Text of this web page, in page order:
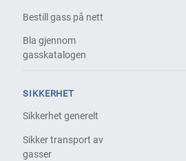
Bestill gass på nett
Bla gjennom
gasskatalogen
SIKKERHET
Sikkerhet generelt
Sikker transport av
gasser